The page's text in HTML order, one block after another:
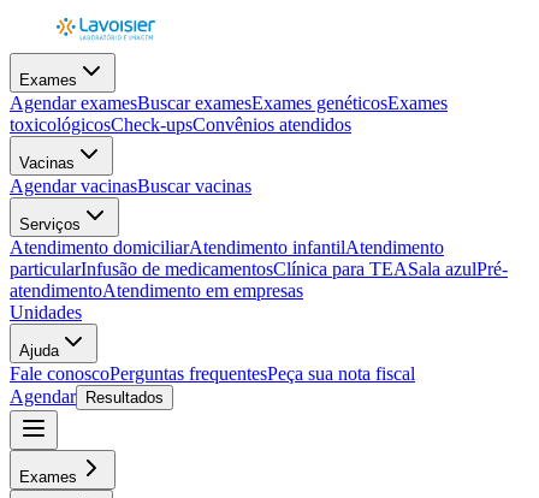
Exames
Agendar examesBuscar examesExames genéticosExames
toxicológicosCheck-upsConvênios atendidos
Vacinas
Agendar vacinasBuscar vacinas
Serviços
Atendimento domiciliarAtendimento infantilAtendimento
particularInfusão de medicamentosClínica para TEASala azulPré-
atendimentoAtendimento em empresas
Unidades
Ajuda
Fale conoscoPerguntas frequentesPeça sua nota fiscal
Agendar
Resultados
Exames